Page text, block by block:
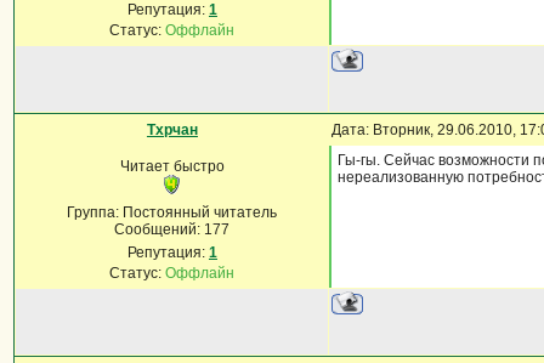
Репутация: 1
Статус:Оффлайн
Тхрчан Дата: Вторник, 29.06.2010,
Читает быстро
Группа: Постоянный читатель
Сообщений: 177
Репутация: 1
Статус:Оффлайн
Гы-гы. Сейчас возможности
нереализованную